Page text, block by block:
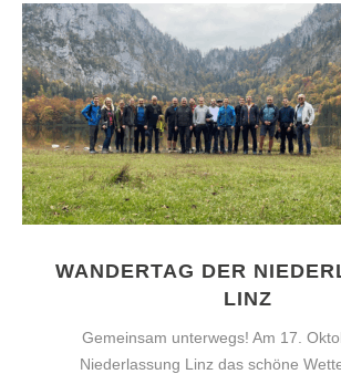
WANDERTAG DER
LINZ
Gemeinsam unterwegs! Am 17.
Niederlassung Linz das schöne